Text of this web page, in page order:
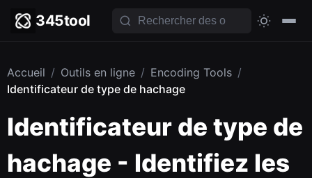
345tool
Accueil / Outils en ligne / Encoding Tools /
Identificateur de type de hachage
Identificateur de type de
hachage - Identifiez les